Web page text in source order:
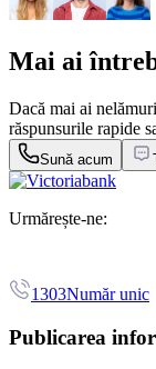
Mai ai
Dacă mai ai
răspunsurile rapide
Sună acum
Urmărește-ne:
1303Număr unic
Publicarea